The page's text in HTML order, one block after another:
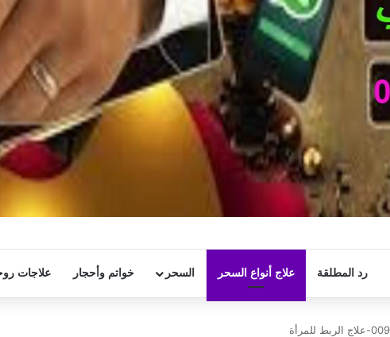
رد المطلقة علاج أنواع السحر السحر خواتم وأحجار علاجات